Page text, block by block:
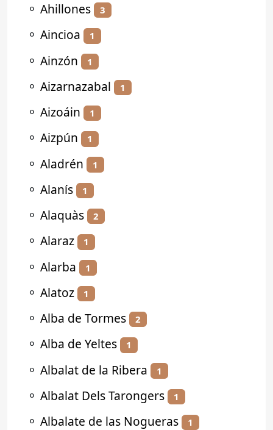
⚬ Ahillones 3
⚬ Aincioa 1
⚬ Ainzón 1
⚬ Aizarnazabal 1
⚬ Aizoáin 1
⚬ Aizpún 1
⚬ Aladrén 1
⚬ Alanís 1
⚬ Alaquàs 2
⚬ Alaraz 1
⚬ Alarba 1
⚬ Alatoz 1
⚬ Alba de Tormes 2
⚬ Alba de Yeltes 1
⚬ Albalat de la Ribera 1
⚬ Albalat Dels Tarongers 1
⚬ Albalate de las Nogueras 1